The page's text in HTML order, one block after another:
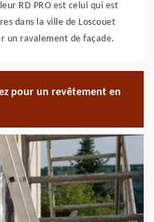
RD PRO est celui qui est
dans la ville de Loscouet
un ravalement de façade.
pour un revêtement en